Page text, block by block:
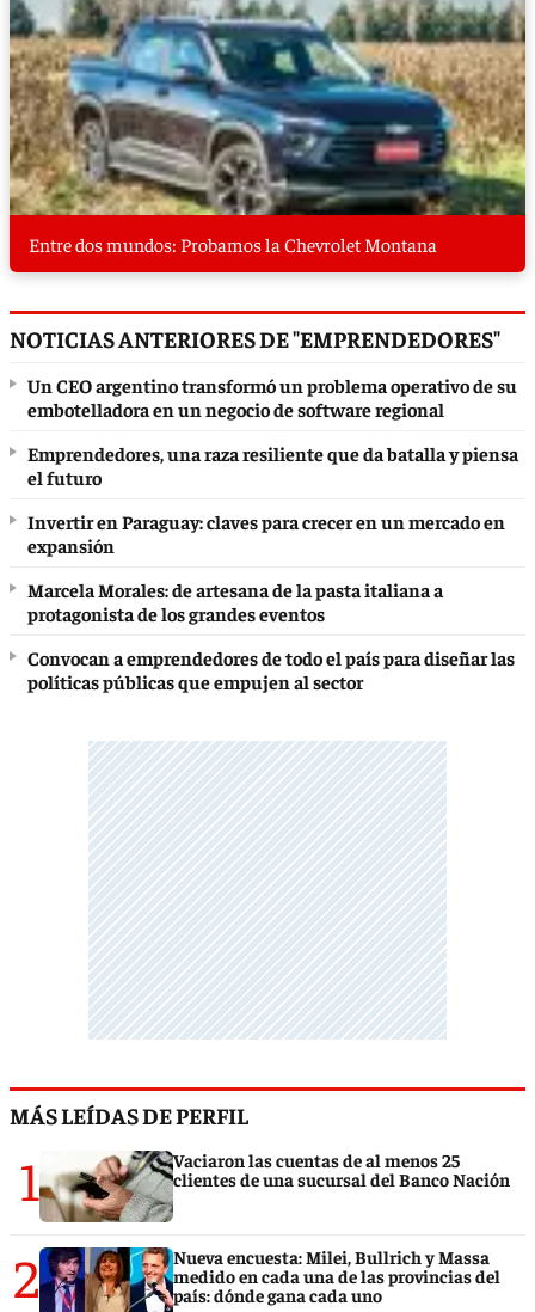
Entre dos mundos: Probamos la Chevrolet Montana
NOTICIAS ANTERIORES DE "EMPRENDEDORES"
Un CEO argentino transformó un problema operativo de su
embotelladora en un negocio de software regional
Emprendedores, una raza resiliente que da batalla y piensa
el futuro
Invertir en Paraguay: claves para crecer en un mercado en
expansión
Marcela Morales: de artesana de la pasta italiana a
protagonista de los grandes eventos
Convocan a emprendedores de todo el país para diseñar las
políticas públicas que empujen al sector
MÁS LEÍDAS DE PERFIL
1
Vaciaron las cuentas de al menos 25
clientes de una sucursal del Banco Nación
2
Nueva encuesta: Milei, Bullrich y Massa
medido en cada una de las provincias del
país: dónde gana cada uno